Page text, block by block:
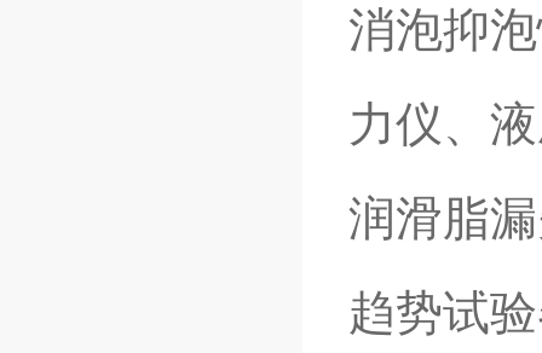
消泡抑
力仪、
润滑脂
趋势试